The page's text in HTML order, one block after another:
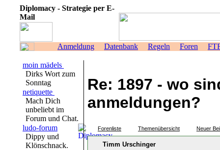
Diplomacy - Strategie per E-
Mail
Anmeldung Datenbank Regeln Foren
moin mädels
Dirks Wort zum
Sonntag
netiquette
Mach Dich
unbeliebt im
Forum und Chat.
ludo-forum
Dippy und
Klönschnack.
Re: 1897 - wo
anmeldungen?
Forenliste Themenübersicht Neuer
Timm Urschinger